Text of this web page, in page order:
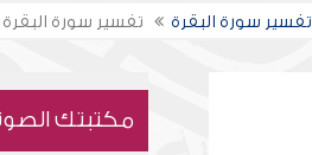
تفسير سورة البقرة تفسير سورة البقرة [97-
مكتبتك